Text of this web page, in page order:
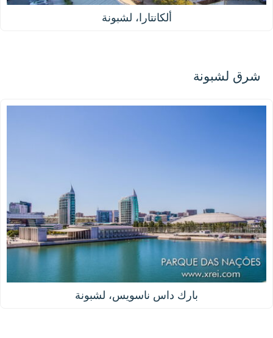
ألكانتارا، لشبونة
شرق لشبونة
بارك داس ناسويس، لشبونة